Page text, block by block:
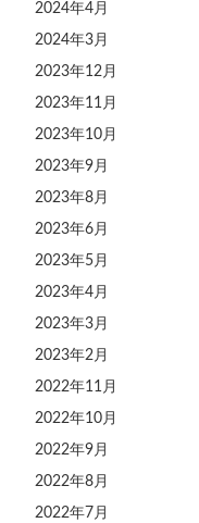
2024年4月
2024年3月
2023年12月
2023年11月
2023年10月
2023年9月
2023年8月
2023年6月
2023年5月
2023年4月
2023年3月
2023年2月
2022年11月
2022年10月
2022年9月
2022年8月
2022年7月